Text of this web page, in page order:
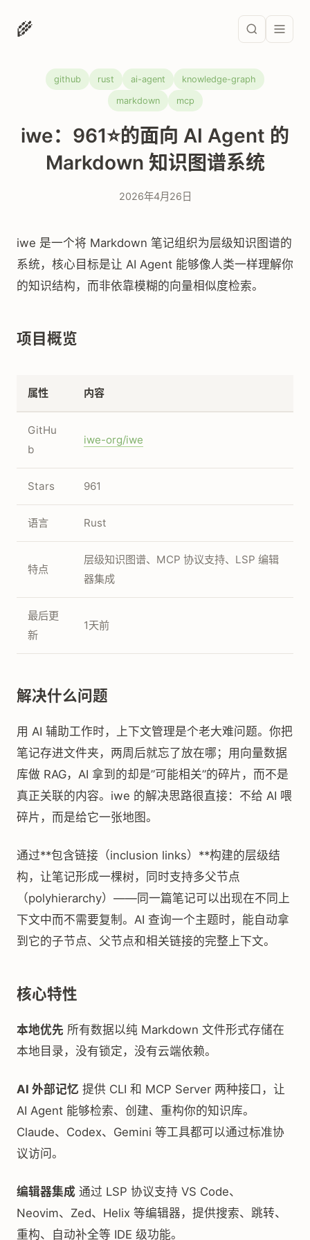
🌾
github rust ai-agent knowledge-graph
markdown mcp
iwe：961⭐的面向 AI Agent 的
Markdown 知识图谱系统
2026年4月26日
iwe 是一个将 Markdown 笔记组织为层级知识图谱的
系统，核心目标是让 AI Agent 能够像人类一样理解你
的知识结构，而非依靠模糊的向量相似度检索。
项目概览
属性 内容
GitHu
b
iwe-org/iwe
Stars 961
语言 Rust
特点
层级知识图谱、MCP 协议支持、LSP 编辑
器集成
最后更
新
1天前
解决什么问题
用 AI 辅助工作时，上下文管理是个老大难问题。你把
笔记存进文件夹，两周后就忘了放在哪；用向量数据
库做 RAG，AI 拿到的却是”可能相关”的碎片，而不是
真正关联的内容。iwe 的解决思路很直接：不给 AI 喂
碎片，而是给它一张地图。
通过**包含链接（inclusion links）**构建的层级结
构，让笔记形成一棵树，同时支持多父节点
（polyhierarchy）——同一篇笔记可以出现在不同上
下文中而不需要复制。AI 查询一个主题时，能自动拿
到它的子节点、父节点和相关链接的完整上下文。
核心特性
本地优先 所有数据以纯 Markdown 文件形式存储在
本地目录，没有锁定，没有云端依赖。
AI 外部记忆 提供 CLI 和 MCP Server 两种接口，让
AI Agent 能够检索、创建、重构你的知识库。
Claude、Codex、Gemini 等工具都可以通过标准协
议访问。
编辑器集成 通过 LSP 协议支持 VS Code、
Neovim、Zed、Helix 等编辑器，提供搜索、跳转、
重构、自动补全等 IDE 级功能。